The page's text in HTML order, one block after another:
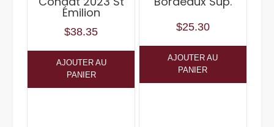
Émilion
$38.35
AJOUTER AU
PANIER
$25.30
AJOUTER AU
PANIER